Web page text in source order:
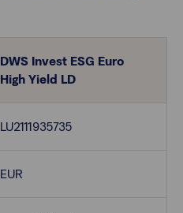
DWS Invest ESG Euro
High Yield LD
LU2111935735
EUR